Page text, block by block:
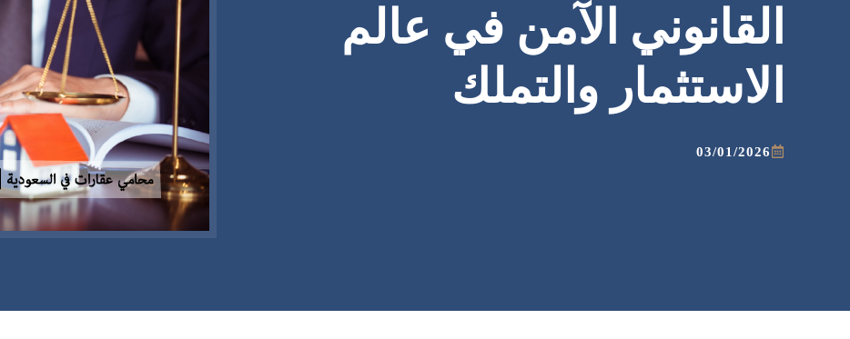
القانوني الآمن في عالم
الاستثمار والتملك
03/01/2026